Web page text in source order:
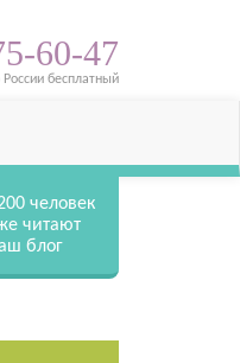
60-47
бесплатный
человек
читают
блог